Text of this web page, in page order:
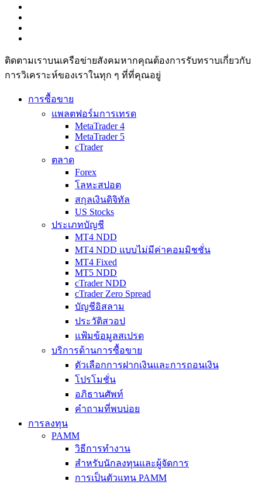
ติดตามเราบนเครือข่ายสังคมหากคุณต้องการรับทราบเกี่ยวกับ
การวิเ­คราะห์ของเราในทุก ๆ ที่ที่คุณอยู่
การซื้อขาย
แพลตฟอร์มการเทรด
MetaTrader 4
MetaTrader 5
cTrader
ตลาด
Forex
โลหะสปอต
สกุลเงินดิจิทัล
US Stocks
ประเภทบัญชี
MT4 NDD
MT4 NDD แบบไม่มีค่าคอมมิชชั่น
MT4 Fixed
MT5 NDD
cTrader NDD
cTrader Zero Spread
บัญชีอิสลาม
ประวัติสวอป
แฟ้มข้อมูลสเปรด
บริการด้านการซื้อขาย
ตัวเลือกการฝากเงินและการถอนเงิน
โปรโมชั่น
อภิธานศัพท์
คำถามที่พบบ่อย
การลงทุน
PAMM
วิธีการทำงาน
สำหรับนักลงทุนและผู้จัดการ
การเป็นตัวแทน PAMM